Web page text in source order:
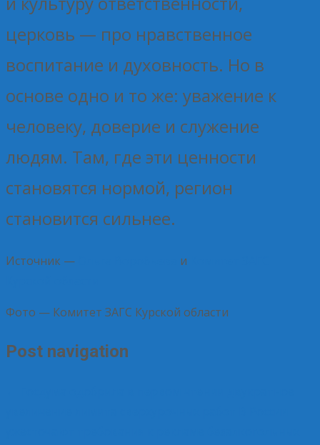
церковь — про нравственное
воспитание и духовность. Но в
основе одно и то же: уважение к
человеку, доверие и служение
людям. Там, где эти ценности
становятся нормой, регион
становится сильнее.
Источник — и
Фото — Комитет ЗАГС Курской области
Post navigation